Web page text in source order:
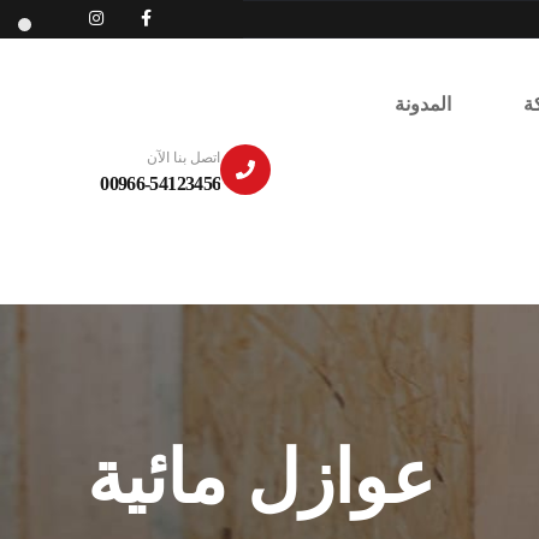
المدونة
اتصل بنا الآن
00966-54123456
عوازل مائية